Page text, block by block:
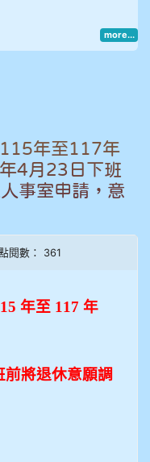
more...
年至117年
4月23日下班
事室申請，意
閱數： 361
年至 117 年
前將退休意願調